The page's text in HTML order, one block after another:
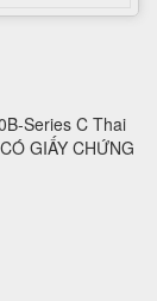
Series C Thai
GIẤY CHỨNG